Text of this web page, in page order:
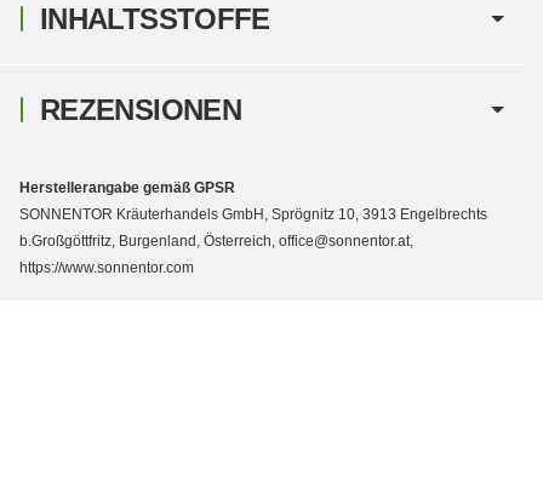
INHALTSSTOFFE
REZENSIONEN
Herstellerangabe gemäß GPSR
SONNENTOR Kräuterhandels GmbH, Sprögnitz 10, 3913 Engelbrechts
b.Großgöttfritz, Burgenland, Österreich, office@sonnentor.at,
https://www.sonnentor.com